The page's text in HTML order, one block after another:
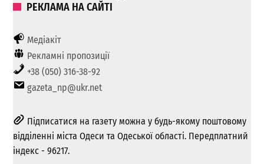
РЕКЛАМА НА САЙТІ
Медіакіт
Рекламні пропозиції
+38 (050) 316-38-92
gazeta_np@ukr.net
Підписатися на газету можна у будь-якому поштовому
відділенні міста Одеси та Одеської області. Передплатний
індекс - 96217.